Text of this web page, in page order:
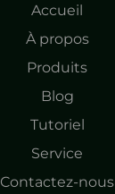
Accueil
À propos
Produits
Blog
Tutoriel
Service
Contactez-nous